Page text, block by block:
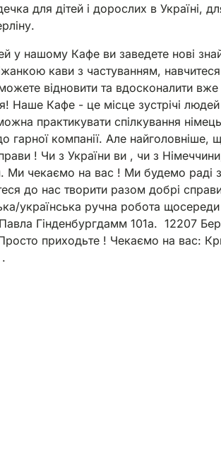
для дітей і дорослих в Україні,
у нашому Кафе ви заведете нові
кави з частуванням,
відновити та вдосконалити вже
Наше Кафе - це місце зустрічі людей
практикувати спілкування
гарної компанії. Але найголовніше,
! Чи з України ви , чи з
Ми чекаємо на вас ! Ми будемо раді
до нас творити разом добрі
українська ручна робота
Гінденбургдамм 101а. 12207
приходьте ! Чекаємо на вас: